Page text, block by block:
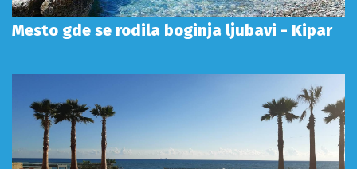
Mesto gde se rodila boginja ljubavi - Kipar